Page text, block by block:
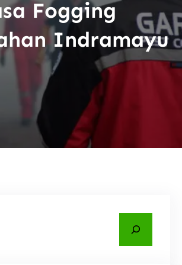
Fogging
Indramayu